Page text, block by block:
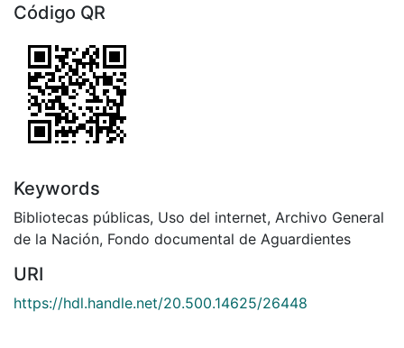
Código QR
Keywords
Bibliotecas públicas, Uso del internet, Archivo General
de la Nación, Fondo documental de Aguardientes
URI
https://hdl.handle.net/20.500.14625/26448